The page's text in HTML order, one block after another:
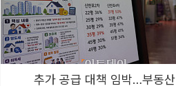
추가 공급 대책 임박…부동산